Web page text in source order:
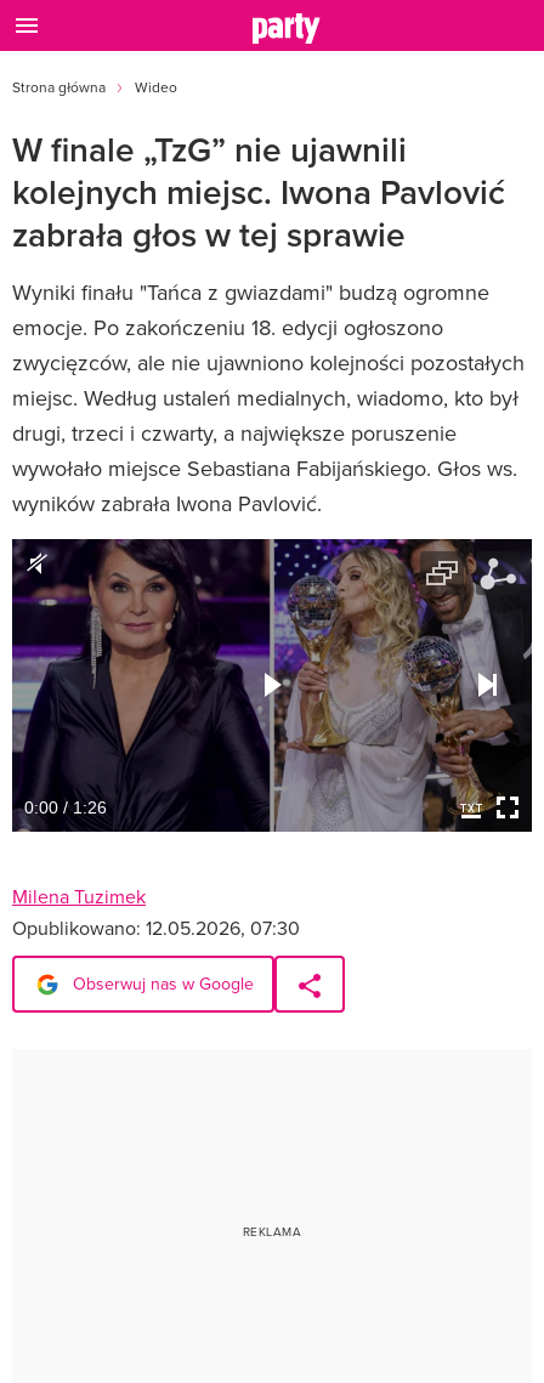
Strona główna Wideo
W finale „TzG” nie ujawnili
kolejnych miejsc. Iwona Pavlović
zabrała głos w tej sprawie
Wyniki finału "Tańca z gwiazdami" budzą ogromne
emocje. Po zakończeniu 18. edycji ogłoszono
zwycięzców, ale nie ujawniono kolejności pozostałych
miejsc. Według ustaleń medialnych, wiadomo, kto był
drugi, trzeci i czwarty, a największe poruszenie
wywołało miejsce Sebastiana Fabijańskiego. Głos ws.
wyników zabrała Iwona Pavlović.
0:00 / 1:26
Milena Tuzimek
Opublikowano: 12.05.2026, 07:30
Obserwuj nas w Google